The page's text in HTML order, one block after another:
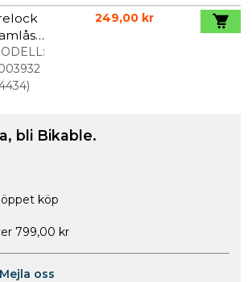
RS
)
249,00 kr
bli Bikable.
öppet köp
799,00 kr
Mejla oss